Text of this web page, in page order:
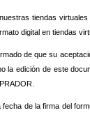
tiendas
digital en tiendas
de que su
la edición de este
de la firma del